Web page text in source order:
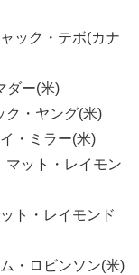
ック・テボ(カナ
ー(米)
・ヤング(米)
・ミラー(米)
ット・レイモン
ト・レイモンド
・ロビンソン(米)